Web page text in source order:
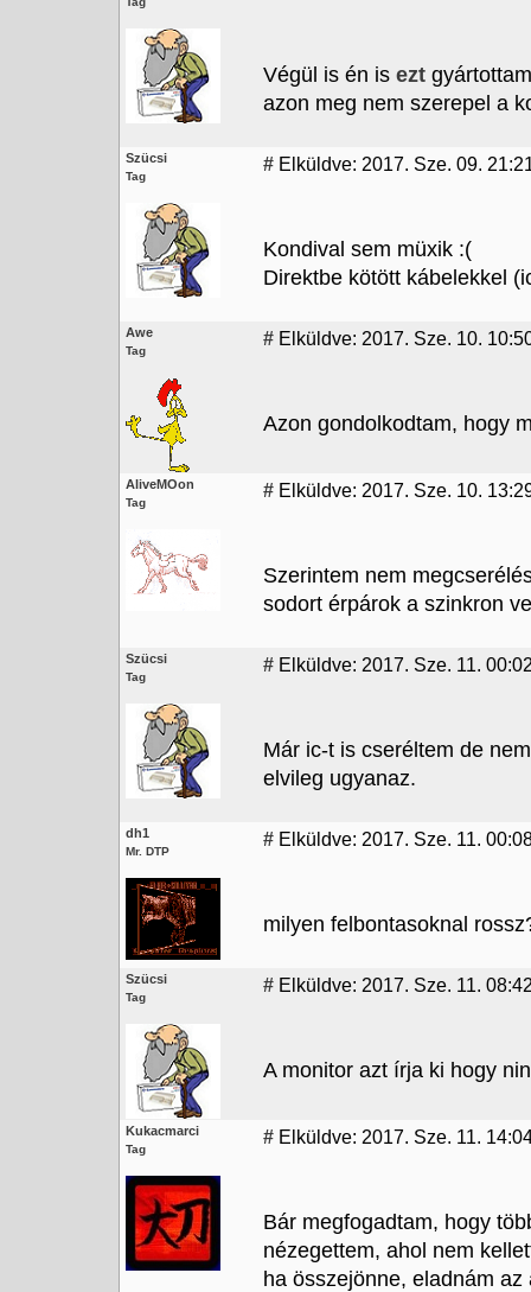
Végül is én is ezt
azon meg nem szerepel a
Szücsi
Tag
# Elküldve: 2017. Sze. 09.
Kondival sem müxik :(
Direktbe kötött kábelekkel
Awe
Tag
# Elküldve: 2017. Sze. 10.
Azon gondolkodtam, hogy
AliveMOon
Tag
# Elküldve: 2017. Sze. 10.
Szerintem nem
sodort érpárok a szinkron
Szücsi
Tag
# Elküldve: 2017. Sze. 11.
Már ic-t is cseréltem de
elvileg ugyanaz.
dh1
Mr. DTP
# Elküldve: 2017. Sze. 11.
milyen felbontasoknal
Szücsi
Tag
# Elküldve: 2017. Sze. 11.
A monitor azt írja ki hogy
Kukacmarci
Tag
# Elküldve: 2017. Sze. 11.
Bár megfogadtam, hogy
nézegettem, ahol nem
ha összejönne, eladnám